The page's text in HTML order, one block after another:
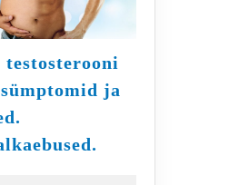
testosterooni
ja